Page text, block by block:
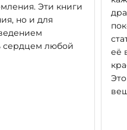
Эти книги
но и для
сердцем любой
её